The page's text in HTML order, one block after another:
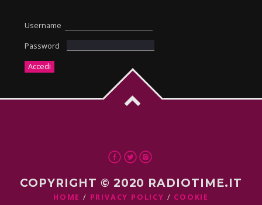
Username
Password
COPYRIGHT © 2020 RADIOTIME.IT
HOME PRIVACY POLICY COOKIE